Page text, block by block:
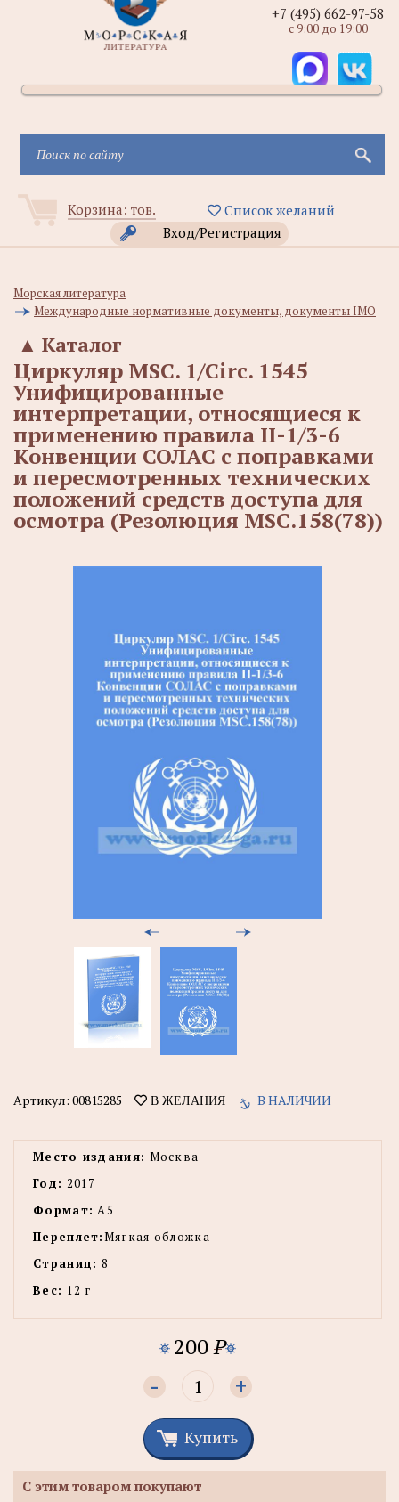
Корзина: тов.
Список желаний
Вход/Регистрация
+7 (495) 662-97-58
с 9:00 до 19:00
Морская литература
Международные нормативные документы, документы IMO
Каталог
▲
Циркуляр MSC. 1/Circ. 1545
Унифицированные
интерпретации, относящиеся к
применению правила II-1/3-6
Конвенции СОЛАС с поправками
и пересмотренных технических
положений средств доступа для
осмотра (Резолюция MSC.158(78))
Артикул: 00815285 В ЖЕЛАНИЯ В НАЛИЧИИ
Место издания: Москва
Год: 2017
Формат: А5
Переплет:Мягкая обложка
Страниц: 8
Вес: 12 г
200P
- +
Купить
С этим товаром покупают